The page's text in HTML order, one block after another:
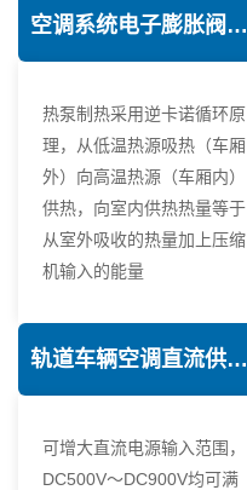
空调系统电子膨胀阀热力学优化技术
热泵制热采用逆卡诺循环原
理，从低温热源吸热（车厢
外）向高温热源（车厢内）
供热，向室内供热热量等于
从室外吸收的热量加上压缩
机输入的能量
轨道车辆空调直流供电技术
可增大直流电源输入范围，
DC500V～DC900V均可满